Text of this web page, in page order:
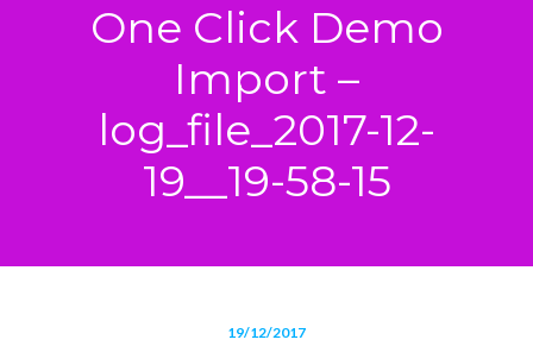
One Click Demo
Import –
log_file_2017-12-
19__19-58-15
19/12/2017